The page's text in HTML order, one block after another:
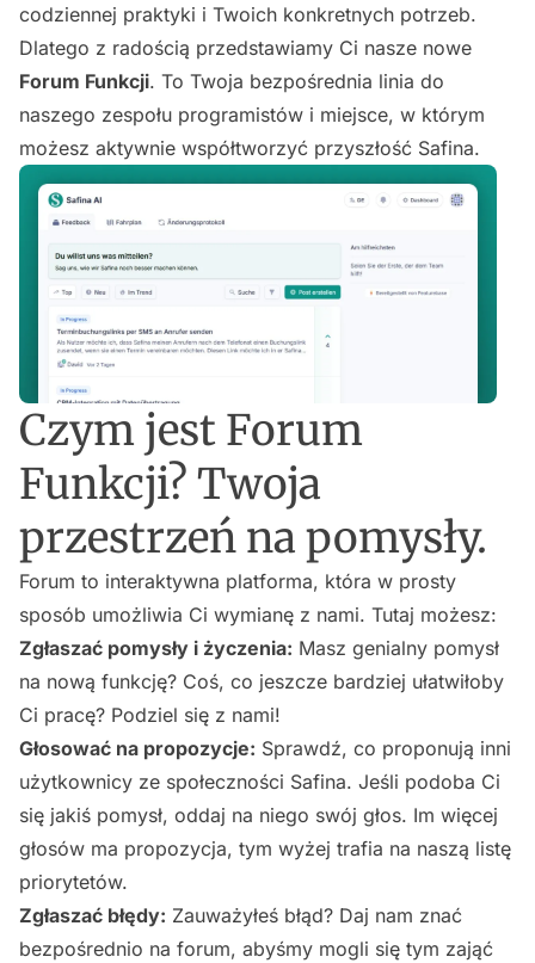
codziennej praktyki i Twoich konkretnych potrzeb.
Dlatego z radością przedstawiamy Ci nasze nowe
Forum Funkcji. To Twoja bezpośrednia linia do
naszego zespołu programistów i miejsce, w którym
możesz aktywnie współtworzyć przyszłość Safina.
Czym jest Forum
Funkcji? Twoja
przestrzeń na pomysły.
Forum to interaktywna platforma, która w prosty
sposób umożliwia Ci wymianę z nami. Tutaj możesz:
Zgłaszać pomysły i życzenia: Masz genialny pomysł
na nową funkcję? Coś, co jeszcze bardziej ułatwiłoby
Ci pracę? Podziel się z nami!
Głosować na propozycje: Sprawdź, co proponują inni
użytkownicy ze społeczności Safina. Jeśli podoba Ci
się jakiś pomysł, oddaj na niego swój głos. Im więcej
głosów ma propozycja, tym wyżej trafia na naszą listę
priorytetów.
Zgłaszać błędy: Zauważyłeś błąd? Daj nam znać
bezpośrednio na forum, abyśmy mogli się tym zająć